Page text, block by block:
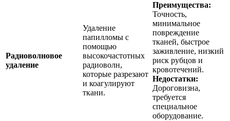
Радиоволновое
удаление
Удаление
папилломы с
помощью
высокочастотных
радиоволн,
которые разрезают
и коагулируют
ткани.
Преимущества:
Точность,
минимальное
повреждение
тканей, быстрое
заживление, низкий
риск рубцов и
кровотечений.
Недостатки:
Дороговизна,
требуется
специальное
оборудование.